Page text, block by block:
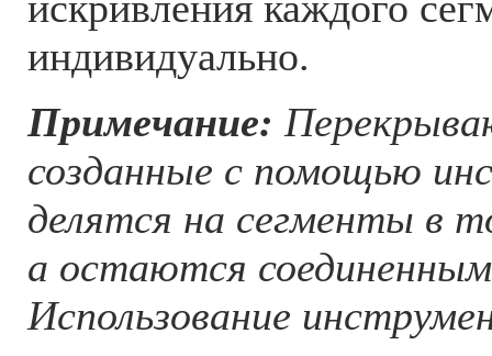
индивидуально.
Примечание:
созданные с помощью
делятся на сегменты в
а остаются
Использование